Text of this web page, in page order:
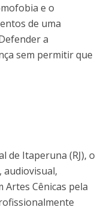
e o
de uma
a
sem permitir que
de Itaperuna (RJ), o
Cênicas pela